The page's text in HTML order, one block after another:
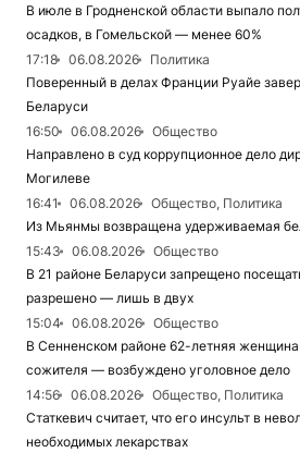
В июле в Гродненской области выпало
осадков, в Гомельской — менее 60%
17:18
06.08.2026
Политика
Поверенный в делах Франции Руайе
Беларуси
16:50
06.08.2026
Общество
Направлено в суд коррупционное дело
Могилеве
16:41
06.08.2026
Общество, Политика
Из Мьянмы возвращена удерживаемая
15:43
06.08.2026
Общество
В 21 районе Беларуси запрещено
разрешено — лишь в двух
15:04
06.08.2026
Общество
В Сенненском районе 62-летняя женщина
сожителя — возбуждено уголовное дело
14:56
06.08.2026
Общество, Политика
Статкевич считает, что его инсульт в
необходимых лекарствах